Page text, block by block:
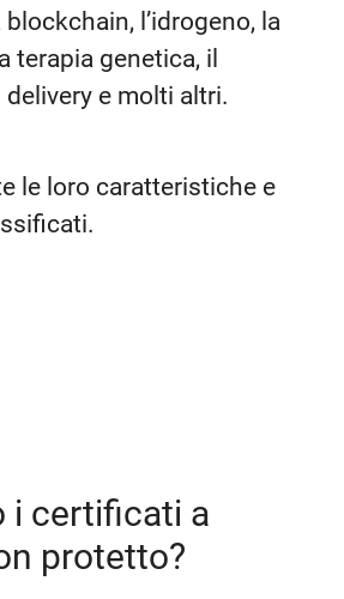
l’idrogeno, la
terapia genetica, il
e molti altri.
le loro caratteristiche e
i certificati a
protetto?